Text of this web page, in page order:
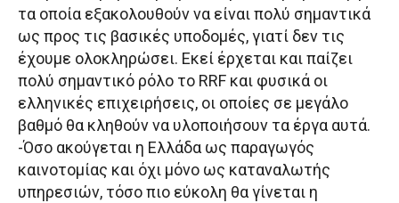
τα οποία εξακολουθούν να είναι πολύ σημαντικά
ως προς τις βασικές υποδομές, γιατί δεν τις
έχουμε ολοκληρώσει. Εκεί έρχεται και παίζει
πολύ σημαντικό ρόλο το RRF και φυσικά οι
ελληνικές επιχειρήσεις, οι οποίες σε μεγάλο
βαθμό θα κληθούν να υλοποιήσουν τα έργα αυτά.
-Όσο ακούγεται η Ελλάδα ως παραγωγός
καινοτομίας και όχι μόνο ως καταναλωτής
υπηρεσιών, τόσο πιο εύκολη θα γίνεται η